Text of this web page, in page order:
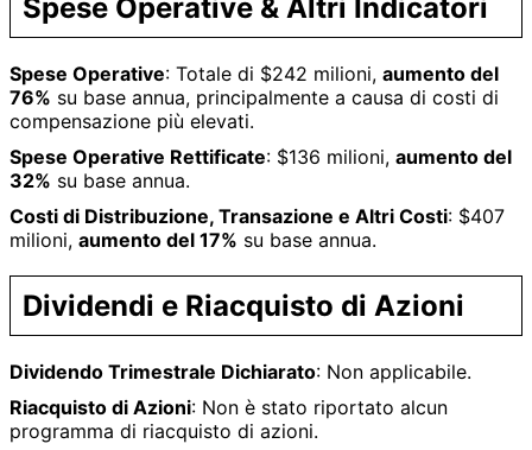
Spese Operative & Altri Indicatori
Spese Operative: Totale di $242 milioni, aumento del
76% su base annua, principalmente a causa di costi di
compensazione più elevati.
Spese Operative Rettificate: $136 milioni, aumento del
32% su base annua.
Costi di Distribuzione, Transazione e Altri Costi: $407
milioni, aumento del 17% su base annua.
Dividendi e Riacquisto di Azioni
Dividendo Trimestrale Dichiarato: Non applicabile.
Riacquisto di Azioni: Non è stato riportato alcun
programma di riacquisto di azioni.